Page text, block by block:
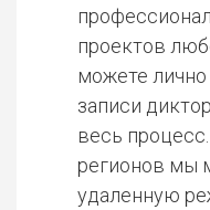
проектов
можете лично
записи
весь
регионов мы
удаленную